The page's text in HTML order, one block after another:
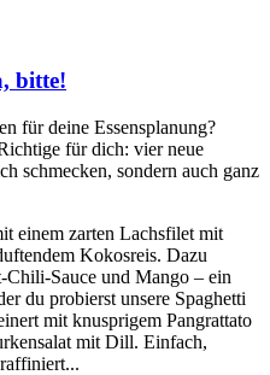
bitte!
für deine Essensplanung?
für dich: vier neue
schmecken, sondern auch ganz
einem zarten Lachsfilet mit
Kokosreis. Dazu
Sauce und Mango – ein
du probierst unsere Spaghetti
mit knusprigem Pangrattato
mit Dill. Einfach,